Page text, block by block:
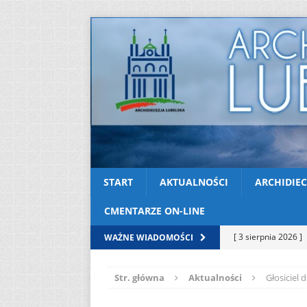
START AKTUALNOŚCI
CMENTARZE ON-LINE
WAŻNE WIADOMOŚCI
[ 3 sierpnia 2026 ]
[ 2 sierpnia 2026 ]
Str. główna Aktualności Głosiciel